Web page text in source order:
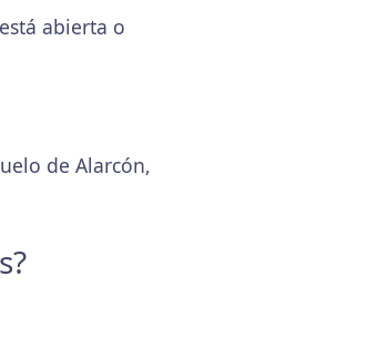
abierta o
de Alarcón,